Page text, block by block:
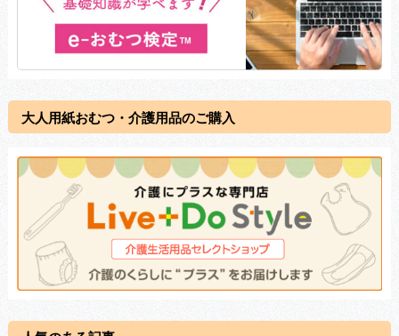
大人用紙おむつ・介護用品のご購入